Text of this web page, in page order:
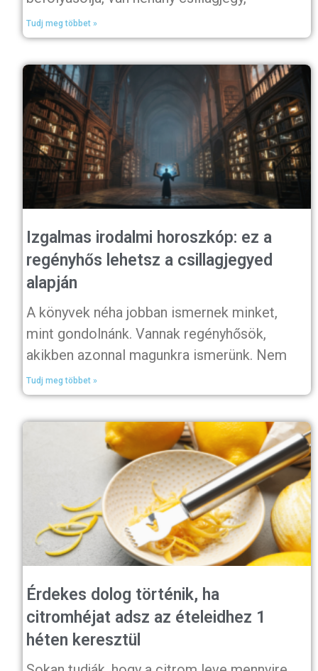
Tudj meg többet »
Izgalmas irodalmi horoszkóp: ez a
regényhős lehetsz a csillagjegyed
alapján
A könyvek néha jobban ismernek minket,
mint gondolnánk. Vannak regényhősök,
akikben azonnal magunkra ismerünk. Nem
Tudj meg többet »
Érdekes dolog történik, ha
citromhéjat adsz az ételeidhez 1
héten keresztül